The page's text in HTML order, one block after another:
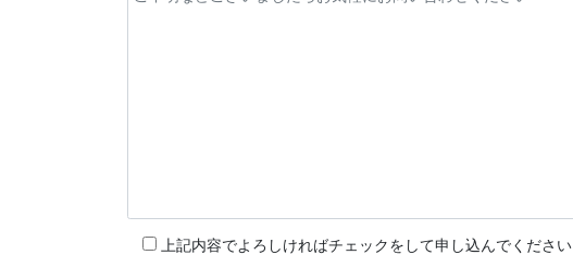
上記内容でよろしければチェックをして申し込んでください